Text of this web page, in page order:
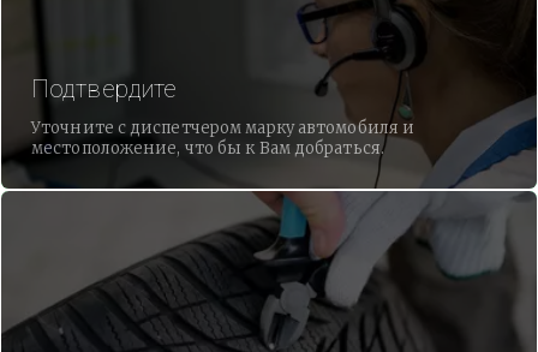
Подтвердите
Уточните с диспетчером марку автомобиля и
местоположение, что бы к Вам добраться.